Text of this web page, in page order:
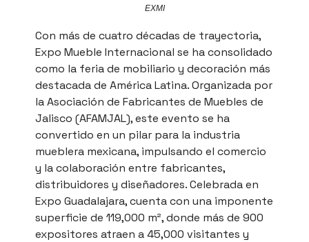
EXMI
Con más de cuatro décadas de trayectoria,
Expo Mueble Internacional se ha consolidado
como la feria de mobiliario y decoración más
destacada de América Latina. Organizada por
la Asociación de Fabricantes de Muebles de
Jalisco (AFAMJAL), este evento se ha
convertido en un pilar para la industria
mueblera mexicana, impulsando el comercio
y la colaboración entre fabricantes,
distribuidores y diseñadores. Celebrada en
Expo Guadalajara, cuenta con una imponente
superficie de 119,000 m², donde más de 900
expositores atraen a 45,000 visitantes y